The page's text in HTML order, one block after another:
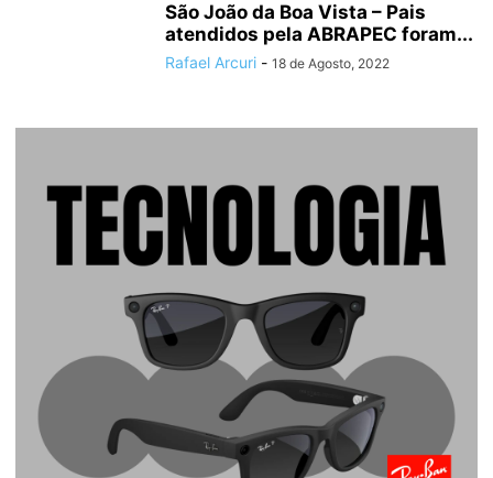
São João da Boa Vista – Pais
atendidos pela ABRAPEC foram...
Rafael Arcuri - 18 de Agosto, 2022